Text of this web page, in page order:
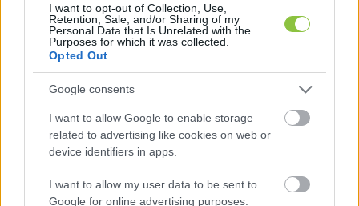
I want to opt-out of Collection, Use,
Retention, Sale, and/or Sharing of my
Personal Data that Is Unrelated with the
Purposes for which it was collected.
Opted Out
Google consents
I want to allow Google to enable storage
related to advertising like cookies on web or
device identifiers in apps.
I want to allow my user data to be sent to
Google for online advertising purposes.
egyetlen kormány intézményei. Éppen az a
szerepük, hogy politikai ciklusokon átívelően
biztosítsák az állam alkotmányos működését. Egy
demokratikus jogállamban ezeknek az